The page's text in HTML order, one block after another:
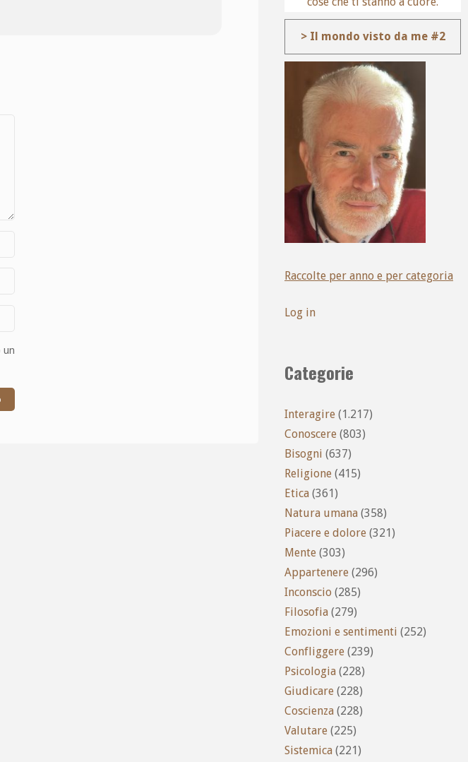
un
> Il mondo visto da me #2
Raccolte per anno e per categoria
Log in
Categorie
Interagire (1.217)
Conoscere (803)
Bisogni (637)
Religione (415)
Etica (361)
Natura umana (358)
Piacere e dolore (321)
Mente (303)
Appartenere (296)
Inconscio (285)
Filosofia (279)
Emozioni e sentimenti (252)
Confliggere (239)
Psicologia (228)
Giudicare (228)
Coscienza (228)
Valutare (225)
Sistemica (221)